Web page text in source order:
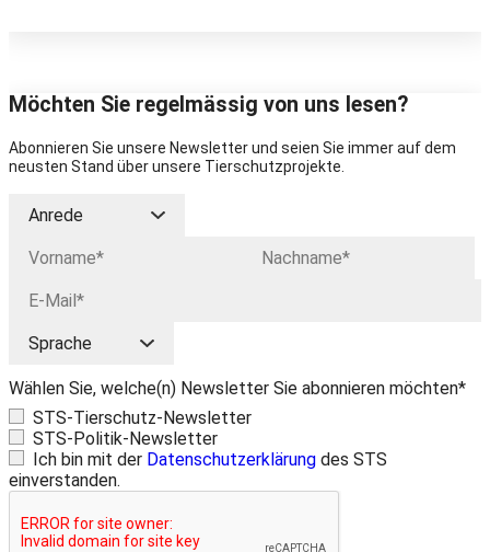
Möchten Sie regelmässig von uns lesen?
Abonnieren Sie unsere Newsletter und seien Sie immer auf dem
neusten Stand über unsere Tierschutzprojekte.
Wählen Sie, welche(n) Newsletter Sie abonnieren möchten*
STS-Tierschutz-Newsletter
STS-Politik-Newsletter
Ich bin mit der Datenschutzerklärung des STS
einverstanden.